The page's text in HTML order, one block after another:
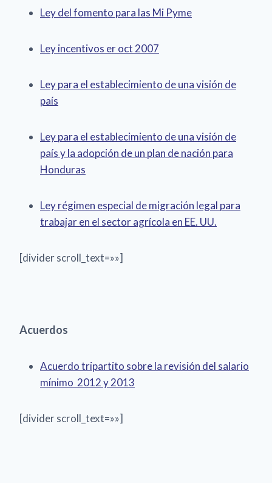
Ley del fomento para las Mi Pyme
Ley incentivos er oct 2007
Ley para el establecimiento de una visión de
país
Ley para el establecimiento de una visión de
país y la adopción de un plan de nación para
Honduras
Ley régimen especial de migración legal para
trabajar en el sector agrícola en EE. UU.
[divider scroll_text=»»]
Acuerdos
Acuerdo tripartito sobre la revisión del salario
mínimo 2012 y 2013
[divider scroll_text=»»]